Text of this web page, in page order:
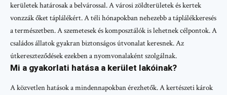
kerületek határosak a belvárossal. A városi zöldterületek és kertek
vonzzák őket táplálékért. A téli hónapokban nehezebb a táplálékkeresés
a természetben. A szemetesek és komposztálók is lehetnek célpontok. A
családos állatok gyakran biztonságos útvonalat keresnek. Az
útkereszteződések ezekben a nyomvonalaként szolgálnak.
Mi a gyakorlati hatása a kerület lakóinak?
A közvetlen hatások a mindennapokban érezhetők. A kertészeti károk